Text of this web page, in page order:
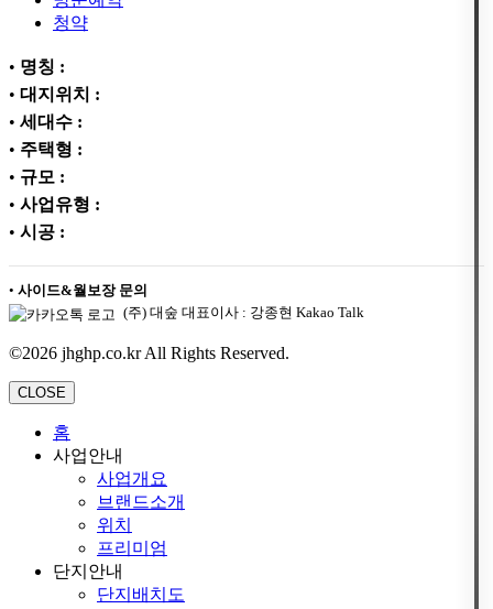
청약
• 명칭 :
• 대지위치 :
• 세대수 :
• 주택형 :
• 규모 :
• 사업유형 :
• 시공 :
• 사이드&월보장 문의
(주) 대숲 대표이사 : 강종현 Kakao Talk
©2026 jhghp.co.kr All Rights Reserved.
CLOSE
홈
사업안내
사업개요
브랜드소개
위치
프리미엄
단지안내
단지배치도